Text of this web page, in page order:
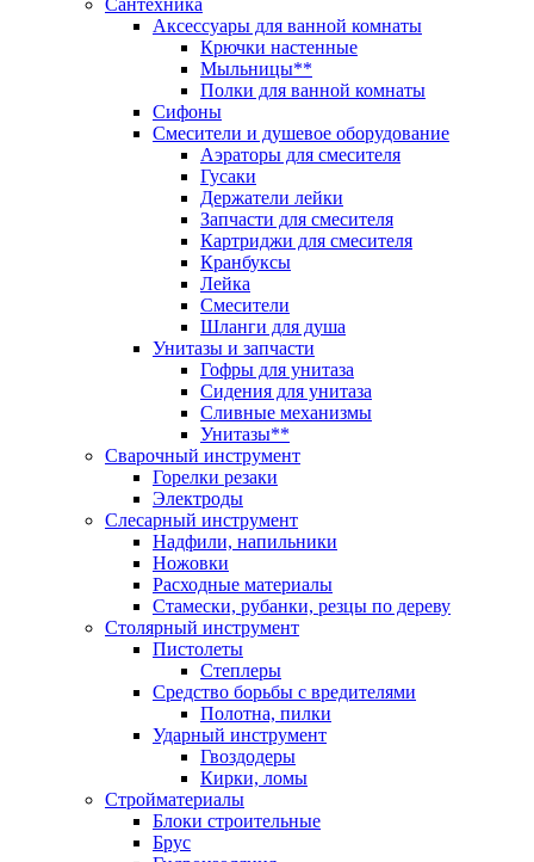
Сантехника
Аксессуары для ванной комнаты
Крючки настенные
Мыльницы**
Полки для ванной комнаты
Сифоны
Смесители и душевое оборудование
Аэраторы для смесителя
Гусаки
Держатели лейки
Запчасти для смесителя
Картриджи для смесителя
Кранбуксы
Лейка
Смесители
Шланги для душа
Унитазы и запчасти
Гофры для унитаза
Сидения для унитаза
Сливные механизмы
Унитазы**
Сварочный инструмент
Горелки резаки
Электроды
Слесарный инструмент
Надфили, напильники
Ножовки
Расходные материалы
Стамески, рубанки, резцы по дереву
Столярный инструмент
Пистолеты
Степлеры
Средство борьбы с вредителями
Полотна, пилки
Ударный инструмент
Гвоздодеры
Кирки, ломы
Стройматериалы
Блоки строительные
Брус